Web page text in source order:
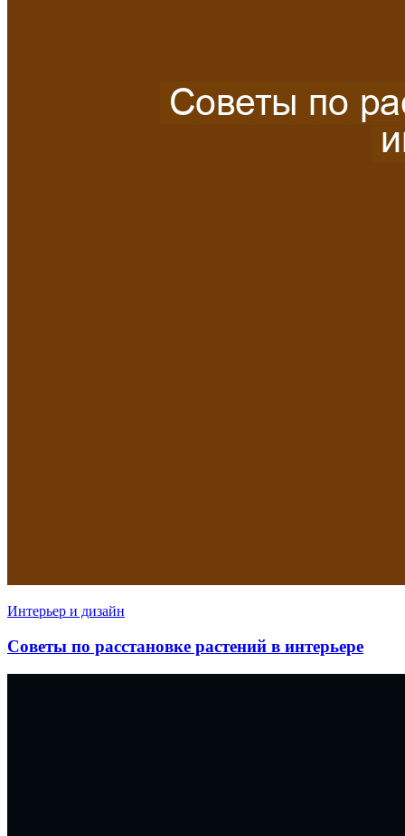
Интерьер и дизайн
Советы по расстановке растений в интерьере